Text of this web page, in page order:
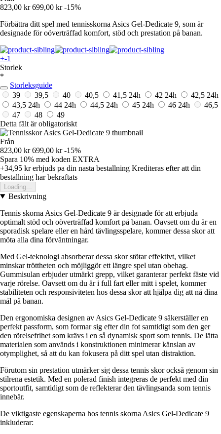
823,00 kr 699,00 kr -15%
Förbättra ditt spel med tennisskorna Asics Gel-Dedicate 9, som är
designade för oöverträffad komfort, stöd och prestation på banan.
+-1
Storlek
*
Storleksguide
39
39,5 40 40,5 41,5 24h 42 24h 42,5 24h
43,5 24h 44 24h 44,5 24h 45 24h 46 24h
46,5
47
48
49
Detta fält är obligatoriskt
Från
823,00 kr 699,00 kr -15%
Spara 10% med koden EXTRA
+34,95 krerbjuds pa din nasta bestallning Krediteras efter att din
bestallning har bekraftats
Loading...
Beskrivning
Tennis skorna Asics Gel-Dedicate 9 är designade för att erbjuda
optimalt stöd och oöverträffad komfort på banan. Oavsett om du är en
sporadisk spelare eller en hård tävlingsspelare, kommer dessa skor att
möta alla dina förväntningar.
Med Gel-teknologi absorberar dessa skor stötar effektivt, vilket
minskar tröttheten och möjliggör ett längre spel utan obehag.
Gummisulan erbjuder utmärkt grepp, vilket garanterar perfekt fäste vid
varje rörelse. Oavsett om du är i full fart eller mitt i spelet, kommer
stabiliteten och responsiviteten hos dessa skor att hjälpa dig att nå dina
mål på banan.
Den ergonomiska designen av Asics Gel-Dedicate 9 säkerställer en
perfekt passform, som formar sig efter din fot samtidigt som den ger
den rörelsefrihet som krävs i en så dynamisk sport som tennis. De lätta
materialen som används i konstruktionen minimerar känslan av
otymplighet, så att du kan fokusera på ditt spel utan distraktion.
Förutom sin prestation utmärker sig dessa tennis skor också genom sin
stilrena estetik. Med en polerad finish integreras de perfekt med din
sportoutfit, samtidigt som de reflekterar den tävlingsanda som tennis
innebär.
De viktigaste egenskaperna hos tennis skorna Asics Gel-Dedicate 9
inkluderar: